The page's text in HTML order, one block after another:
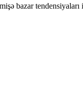
bazar